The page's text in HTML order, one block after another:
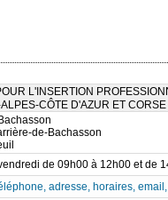
L'INSERTION
CÔTE D'AZUR ET CORSE
de-Bachasson
de 09h00 à 12h00 et de
adresse, horaires,